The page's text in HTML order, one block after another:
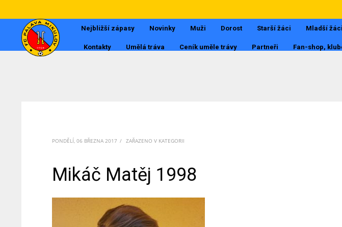
Nejbližší zápasy Novinky Muži Dorost Starší žáci Mladší žáci
Kontakty Umělá tráva Ceník uměle trávy Partneři Fan-shop,
PONDĚLÍ, 06 BŘEZNA 2017 / ZAŘAZENO V KATEGORII
Mikáč Matěj 1998